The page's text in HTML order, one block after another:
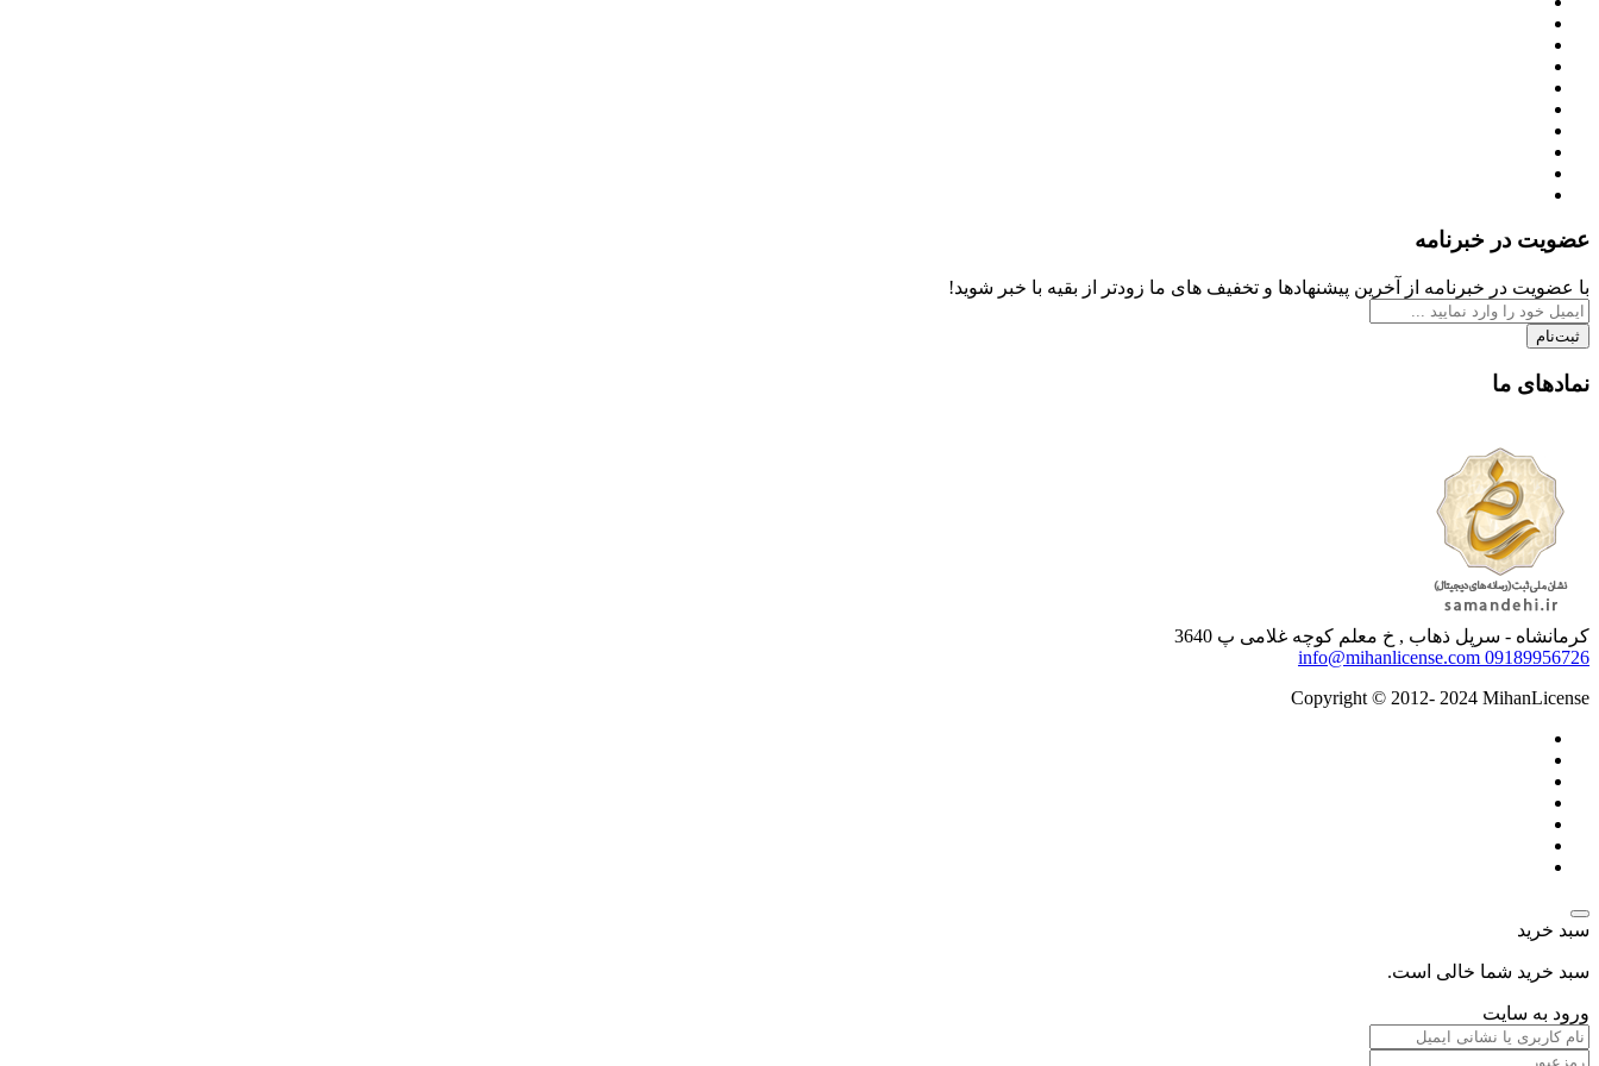
عضویت در خبرنامه
با عضویت در خبرنامه از آخرین پیشنهادها و تخفیف های ما زودتر از بقیه با خبر شوید!
ثبت‌نام
نمادهای ما
کرمانشاه - سرپل ذهاب , خ معلم کوچه غلامی پ 3640
09189956726
info@mihanlicense.com
Copyright © 2012- 2024 MihanLicense
سبد خرید
سبد خرید شما خالی است.
ورود به سایت